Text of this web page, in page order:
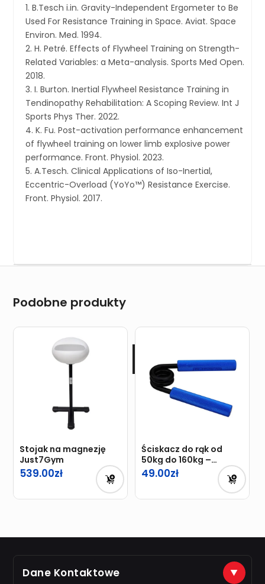
B.Tesch i.in. Gravity-Independent Ergometer to Be
Used For Resistance Training in Space. Aviat. Space
Environ. Med. 1994.
H. Petré. Effects of Flywheel Training on Strength-
Related Variables: a Meta-analysis. Sports Med Open.
2018.
I. Burton. Inertial Flywheel Resistance Training in
Tendinopathy Rehabilitation: A Scoping Review. Int J
Sports Phys Ther. 2022.
K. Fu. Post-activation performance enhancement
of flywheel training on lower limb explosive power
performance. Front. Physiol. 2023.
A.Tesch. Clinical Applications of Iso-Inertial,
Eccentric-Overload (YoYo™) Resistance Exercise.
Front. Physiol. 2017.
Podobne produkty
Stojak na magnezję
Just7Gym
539.00
Ściskacz do rąk od
50kg do 160kg –
TRENING DŁONI BLUE
49.00
Dane Kontaktowe